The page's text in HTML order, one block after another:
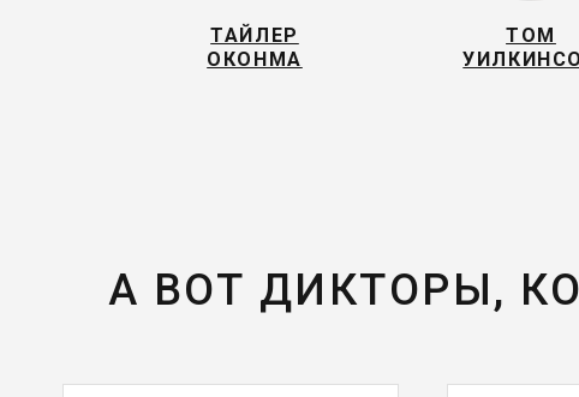
ТАЙЛЕР
ОКОНМА
ТОМ
А ВОТ ДИКТОРЫ,